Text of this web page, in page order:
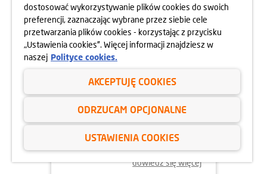
24.04.2025
800 MIESZKAŃ BEZ WKŁADU
WŁASNEGO
dowiedz się więcej
dostosować wykorzystywanie plików cookies do swoich
preferencji, zaznaczając wybrane przez siebie cele
przetwarzania plików cookies - korzystając z przycisku
„Ustawienia cookies”. Więcej informacji znajdziesz w
naszej Polityce cookies.
AKCEPTUJĘ COOKIES
ODRZUCAM OPCJONALNE
USTAWIENIA COOKIES